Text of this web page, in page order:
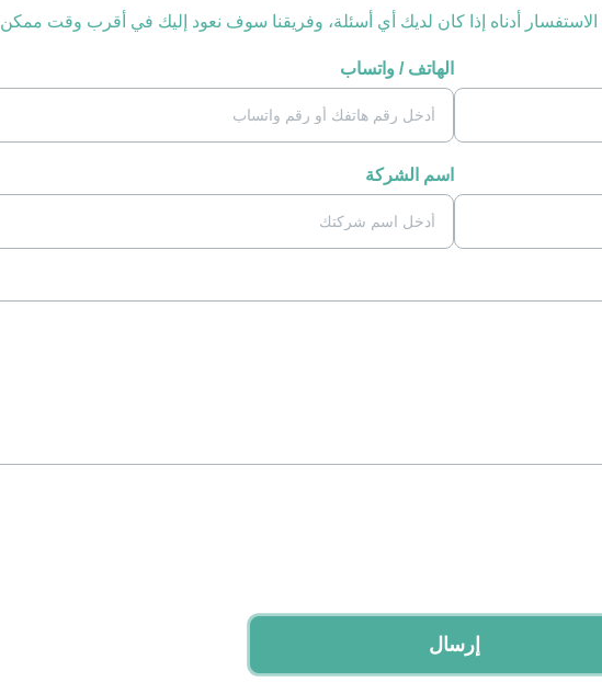
الاستفسار أدناه إذا كان لديك أي أسئلة، وفريقنا سوف نعود إليك في أقرب وقت ممكن
الهاتف / واتساب
اسم الشركة
إرسال